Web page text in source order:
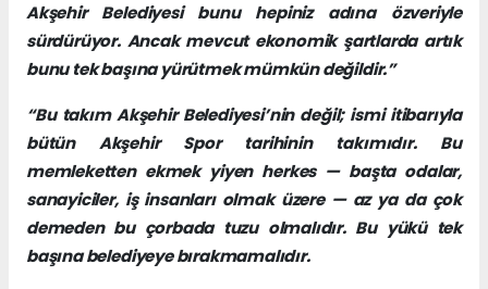
Akşehir Belediyesi bunu hepiniz adına özveriyle
sürdürüyor. Ancak mevcut ekonomik şartlarda artık
bunu tek başına yürütmek mümkün değildir.”
“Bu takım Akşehir Belediyesi’nin değil; ismi itibarıyla
bütün Akşehir Spor tarihinin takımıdır. Bu
memleketten ekmek yiyen herkes — başta odalar,
sanayiciler, iş insanları olmak üzere — az ya da çok
demeden bu çorbada tuzu olmalıdır. Bu yükü tek
başına belediyeye bırakmamalıdır.